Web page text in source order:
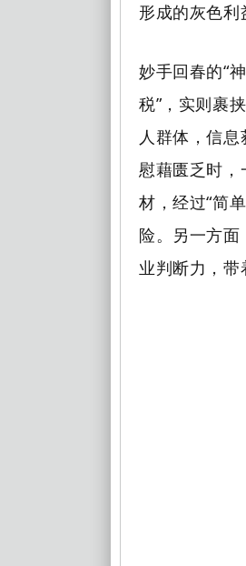
形成的灰色利
妙手回春的“
税”，实则裹
人群体，信
慰藉匮乏时
材，经过“简
险。另一方面
业判断力，带